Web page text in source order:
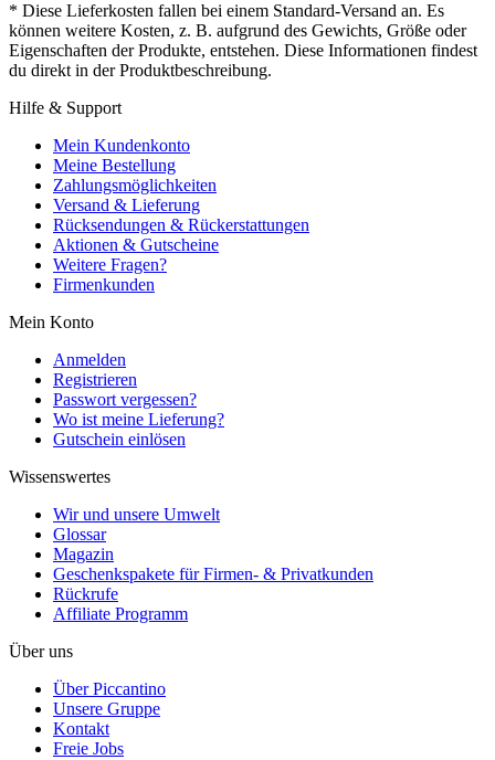
* Diese Lieferkosten fallen bei einem Standard-Versand an. Es
können weitere Kosten, z. B. aufgrund des Gewichts, Größe oder
Eigenschaften der Produkte, entstehen. Diese Informationen findest
du direkt in der Produktbeschreibung.
Hilfe & Support
Mein Kundenkonto
Meine Bestellung
Zahlungsmöglichkeiten
Versand & Lieferung
Rücksendungen & Rückerstattungen
Aktionen & Gutscheine
Weitere Fragen?
Firmenkunden
Mein Konto
Anmelden
Registrieren
Passwort vergessen?
Wo ist meine Lieferung?
Gutschein einlösen
Wissenswertes
Wir und unsere Umwelt
Glossar
Magazin
Geschenkspakete für Firmen- & Privatkunden
Rückrufe
Affiliate Programm
Über uns
Über Piccantino
Unsere Gruppe
Kontakt
Freie Jobs